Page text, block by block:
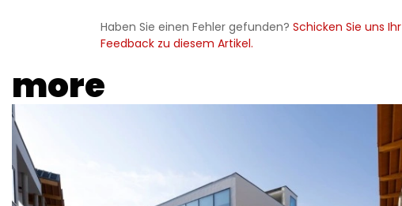
Haben Sie einen Fehler gefunden?Schicken Sie uns Ihr
Feedback zu diesem Artikel.
more